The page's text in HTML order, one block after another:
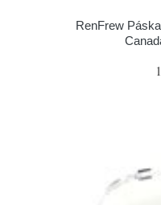
RenFrew